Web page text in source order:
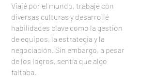
Viajé por el mundo, trabajé con
diversas culturas y desarrollé
habilidades clave como la gestión
de equipos, la estrategia y la
negociación. Sin embargo, a pesar
de los logros, sentía que algo
faltaba.